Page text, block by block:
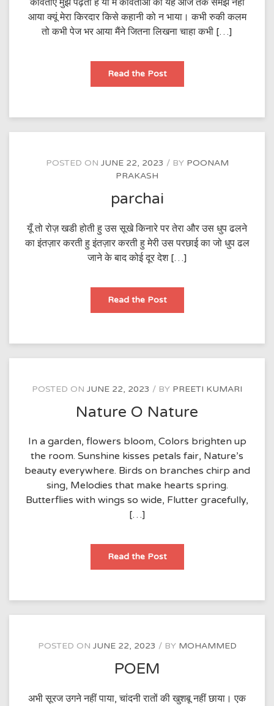
आया क्यूं मेरा किरदार किसे कहानी को न भाया। कभी रुकी कलम
तो कभी पेज भर आया मैंने जितना लिखना चाहा कभी […]
Read the Postकविताएं
POSTED ON JUNE 22, 2023 BY POONAM
PRAKASH
parchai
यूँ तो रोज़ खडी होती हु उस सूखे किनारे पर तेरा और उस धुप ढलने
का इंतज़ार करती हु इंतज़ार करती हु मेरी उस परछाई का जो धुप ढल
जाने के बाद कोई दूर देश […]
Read the Postparchai
POSTED ON JUNE 22, 2023 BY PREETI KUMARI
Nature O Nature
In a garden, flowers bloom, Colors brighten up
the room. Sunshine kisses petals fair, Nature’s
beauty everywhere. Birds on branches chirp and
sing, Melodies that make hearts spring.
Butterflies with wings so wide, Flutter gracefully,
[…]
Read the PostNature
Nature
POSTED ON JUNE 22, 2023 BY MOHAMMED
POEM
अभी सूरज उगने नहीं पाया, चांदनी रातों की खुशबू नहीं छाया। एक